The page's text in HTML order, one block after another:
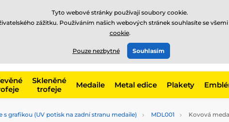
775 400 255
Zavolejte nám
Skleněné
trofeje
Medaile Metal edice Plakety
s grafikou (UV potisk na zadní stranu medaile) MDL001 Kovová
Tyto webové stránky používají soubory cookie.
zážitku. Používáním našich webových stránek souhlasíte se
cookie.
Pouze nezbytné Souhlasím